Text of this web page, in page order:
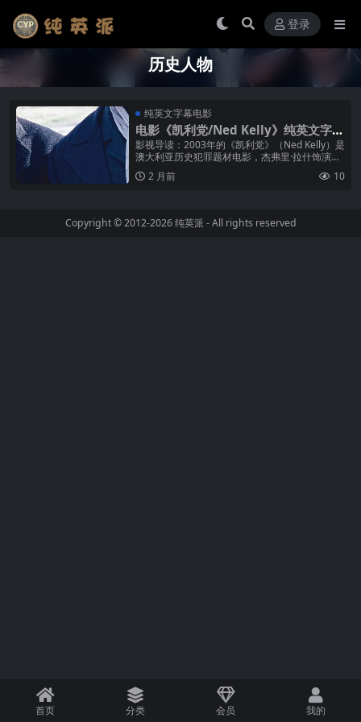
登录
历史人物
纯英文字幕电影
电影《凯利党/Ned Kelly》纯英文字幕
MP4下载
影视导读：2003年的《凯利党》（Ned Kelly）是
澳大利亚历史犯罪题材电影，杰弗里·拉什饰演澳
大利亚历史上最著名的绿林好汉内德·凯利——一
位在19世纪末率...
2 月前 10
Copyright © 2012-2026纯英派 - All rights reserved
首页 分类 会员 我的